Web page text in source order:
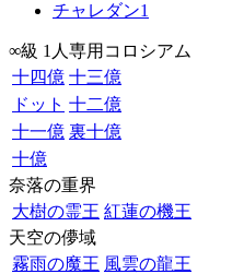
チャレダン1
∞級 1人専用コロシアム
十四億 十三億
ドット 十二億
十一億 裏十億
十億
奈落の重界
大樹の霊王 紅蓮の機王
天空の儚域
霧雨の魔王 風雲の龍王